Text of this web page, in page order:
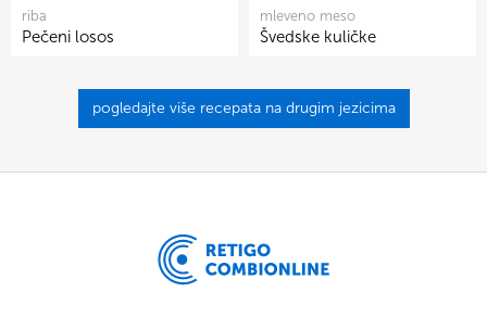
riba
Pečeni losos
mleveno meso
Švedske kuličke
pogledajte više recepata na drugim jezicima